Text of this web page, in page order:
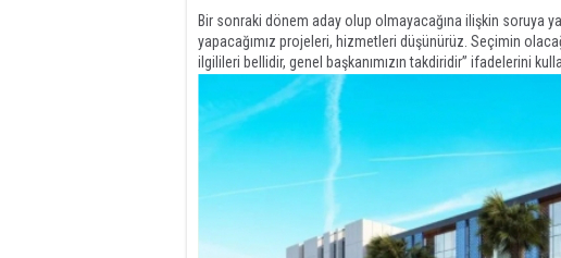
Bir sonraki dönem aday olup olmayacağına ilişkin soruya
yapacağımız projeleri, hizmetleri düşünürüz. Seçimin
ilgilileri bellidir, genel başkanımızın takdiridir” ifadelerini